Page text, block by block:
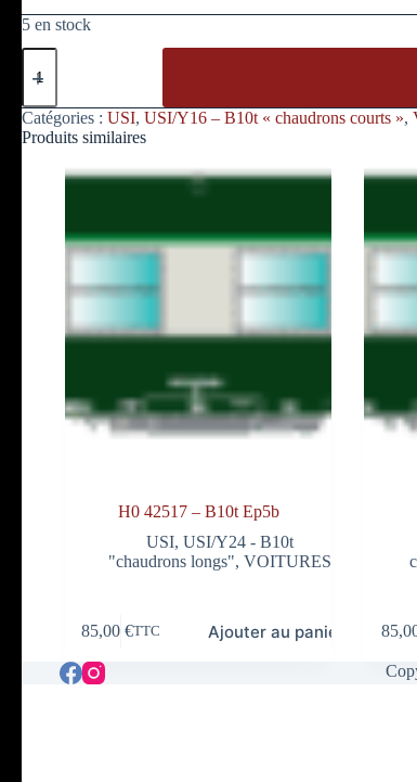
5 en stock
quantité
de
42506
–
B10t
Catégories : USI, USI/Y16 – B10t « chaudrons courts »,
Produits similaires
H0 42517 – B10t Ep5b
USI,USI/Y24 - B10t
"chaudrons longs",VOITURES
85,00€TTC Ajouter au panier